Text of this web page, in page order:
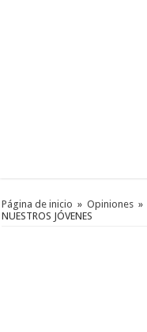
Página de inicio » Opiniones »
NUESTROS JÓVENES